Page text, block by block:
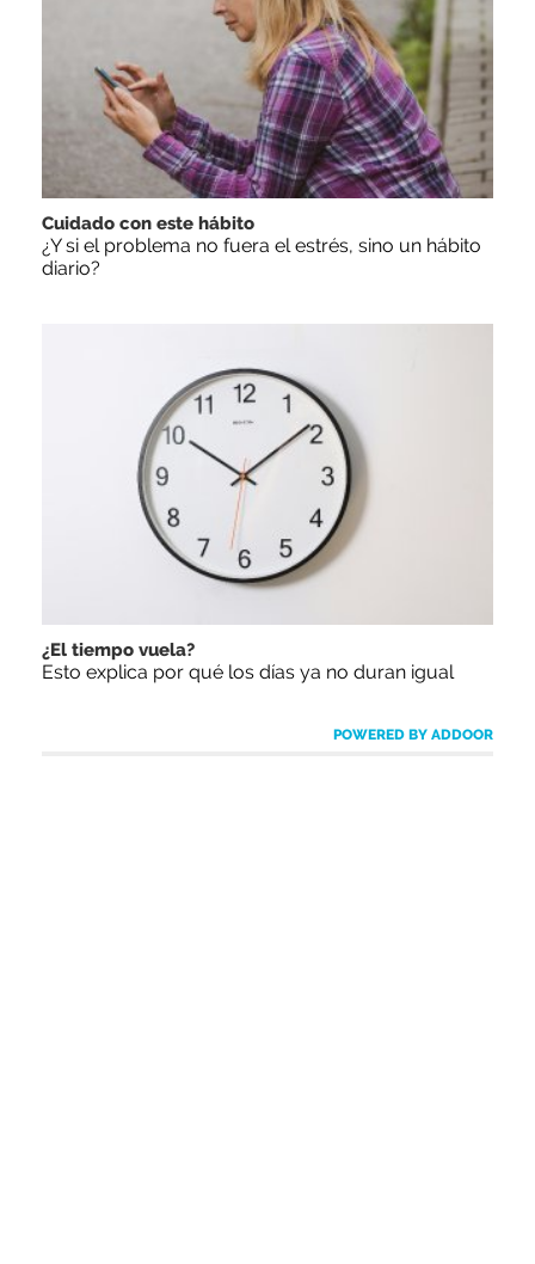
Cuidado con este hábito
¿Y si el problema no fuera el estrés, sino un hábito
diario?
¿El tiempo vuela?
Esto explica por qué los días ya no duran igual
POWERED BY ADDOOR